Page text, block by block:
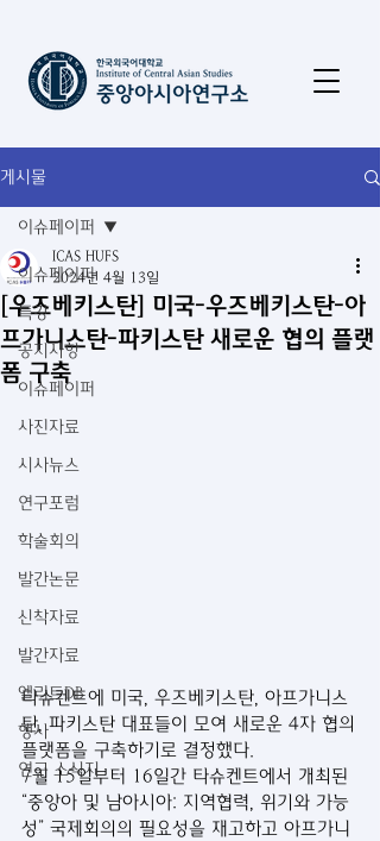
게시물
이슈페이퍼
특강
공지사항
이슈페이퍼
사진자료
시사뉴스
연구포럼
학술회의
발간논문
신착자료
발간자료
엘리트DB
행사
연구 소식지
이슈페이퍼
[우즈베키스탄] 미국-우즈베키스탄-아
프가니스탄-파키스탄 새로운 협의 플랫
폼 구축
ICAS HUFS
2024년 4월 13일
타슈켄트에 미국, 우즈베키스탄, 아프가니스
탄, 파키스탄 대표들이 모여 새로운 4자 협의
플랫폼을 구축하기로 결정했다.
7월 15일부터 16일간 타슈켄트에서 개최된
“중앙아 및 남아시아: 지역협력, 위기와 가능
성” 국제회의의 필요성을 재고하고 아프가니